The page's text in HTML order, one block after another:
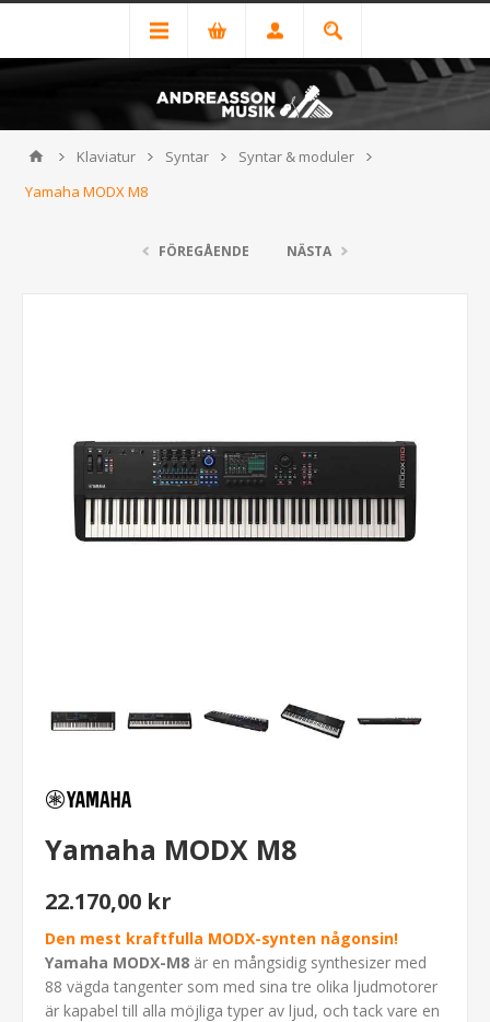
Klaviatur Syntar
Syntar & moduler
Yamaha MODX M8
FÖREGÅENDE NÄSTA
Yamaha MODX M8
22.170,00 kr
Den mest kraftfulla MODX-synten någonsin!
Yamaha MODX-M8 är en mångsidig synthesizer med
88 vägda tangenter som med sina tre olika ljudmotorer
är kapabel till alla möjliga typer av ljud, och tack vare en